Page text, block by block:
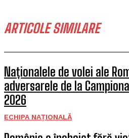
ARTICOLE SIMILARE
Naționalele de volei ale
adversarele de la
2026
ECHIPA NAȚIONALĂ